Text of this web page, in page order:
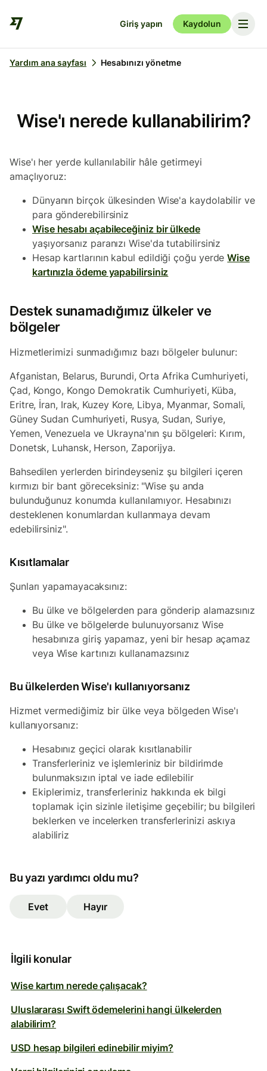
Giriş yapın Kaydolun
Yardım ana sayfası Hesabınızı yönetme
Wise'ı nerede kullanabilirim?
Wise'ı her yerde kullanılabilir hâle getirmeyi
amaçlıyoruz:
Dünyanın birçok ülkesinden Wise'a kaydolabilir ve
para gönderebilirsiniz
Wise hesabı açabileceğiniz bir ülkede
yaşıyorsanız paranızı Wise'da tutabilirsiniz
Hesap kartlarının kabul edildiği çoğu yerdeWise
kartınızla ödeme yapabilirsiniz
Destek sunamadığımız ülkeler ve
bölgeler
Hizmetlerimizi sunmadığımız bazı bölgeler bulunur:
Afganistan, Belarus, Burundi, Orta Afrika Cumhuriyeti,
Çad, Kongo, Kongo Demokratik Cumhuriyeti, Küba,
Eritre, İran, Irak, Kuzey Kore, Libya, Myanmar, Somali,
Güney Sudan Cumhuriyeti, Rusya, Sudan, Suriye,
Yemen, Venezuela ve Ukrayna'nın şu bölgeleri: Kırım,
Donetsk, Luhansk, Herson, Zaporijya.
Bahsedilen yerlerden birindeyseniz şu bilgileri içeren
kırmızı bir bant göreceksiniz: "Wise şu anda
bulunduğunuz konumda kullanılamıyor. Hesabınızı
desteklenen konumlardan kullanmaya devam
edebilirsiniz".
Kısıtlamalar
Şunları yapamayacaksınız:
Bu ülke ve bölgelerden para gönderip alamazsınız
Bu ülke ve bölgelerde bulunuyorsanız Wise
hesabınıza giriş yapamaz, yeni bir hesap açamaz
veya Wise kartınızı kullanamazsınız
Bu ülkelerden Wise'ı kullanıyorsanız
Hizmet vermediğimiz bir ülke veya bölgeden Wise'ı
kullanıyorsanız:
Hesabınız geçici olarak kısıtlanabilir
Transferleriniz ve işlemleriniz bir bildirimde
bulunmaksızın iptal ve iade edilebilir
Ekiplerimiz, transferleriniz hakkında ek bilgi
toplamak için sizinle iletişime geçebilir; bu bilgileri
beklerken ve incelerken transferlerinizi askıya
alabiliriz
Bu yazı yardımcı oldu mu?
Evet Hayır
İlgili konular
Wise kartım nerede çalışacak?
Uluslararası Swift ödemelerini hangi ülkelerden
alabilirim?
USD hesap bilgileri edinebilir miyim?